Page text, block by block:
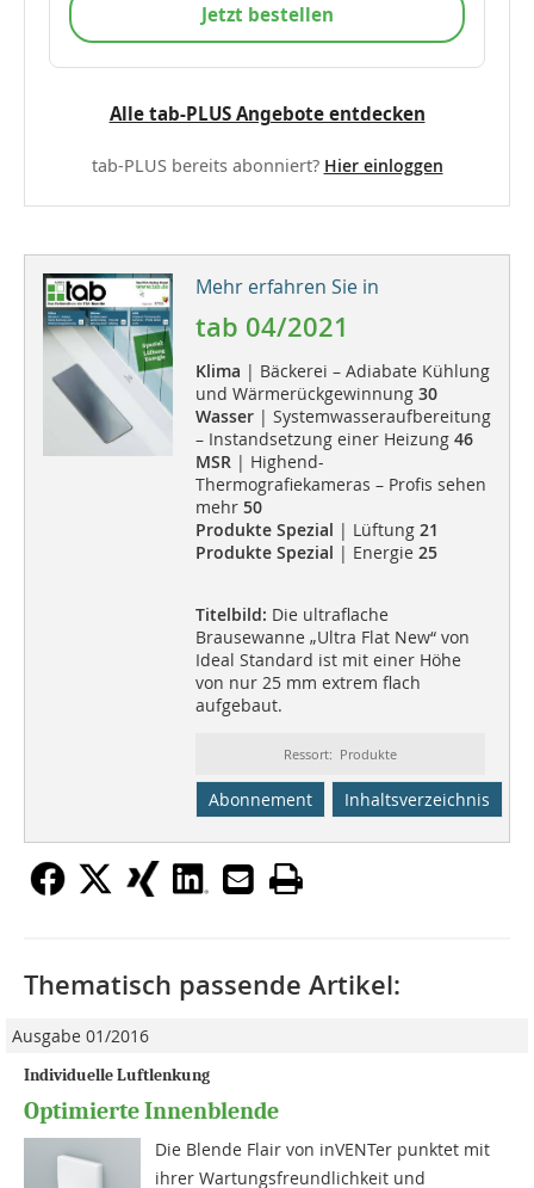
Jetzt bestellen
Alle tab-PLUS Angebote entdecken
tab-PLUS bereits abonniert? Hier einloggen
Mehr erfahren Sie in
tab 04/2021
Klima | Bäckerei – Adiabate Kühlung
und Wärmerückgewinnung30
Wasser| Systemwasseraufbereitung
– Instandsetzung einer Heizung 46
MSR | Highend-
Thermografiekameras – Profis sehen
mehr 50
Produkte Spezial | Lüftung 21
Produkte Spezial | Energie 25
Titelbild: Die ultraflache
Brausewanne „Ultra Flat New“ von
Ideal Standard ist mit einer Höhe
von nur 25 mm extrem flach
aufgebaut.
Ressort: Produkte
Abonnement Inhaltsverzeichnis
Thematisch passende Artikel:
Ausgabe 01/2016
Individuelle Luftlenkung
Optimierte Innenblende
Die Blende Flair von inVENTer punktet mit
ihrer Wartungsfreundlichkeit und